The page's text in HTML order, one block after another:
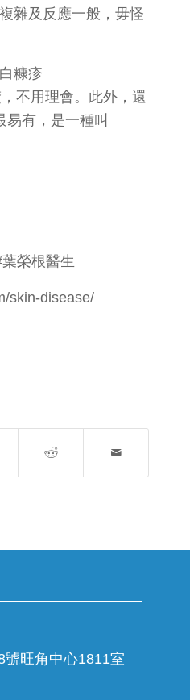
雜及反應一般，毋怪
糠疹
不用理會。此外，還
有，是一種叫
榮根醫生
skin-disease/
旺角中心1811室